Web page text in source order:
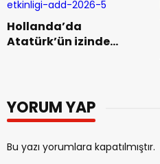
Hollanda’da
Atatürk’ün izinde
YORUM YAP
Bu yazı yorumlara kapatılmıştır.